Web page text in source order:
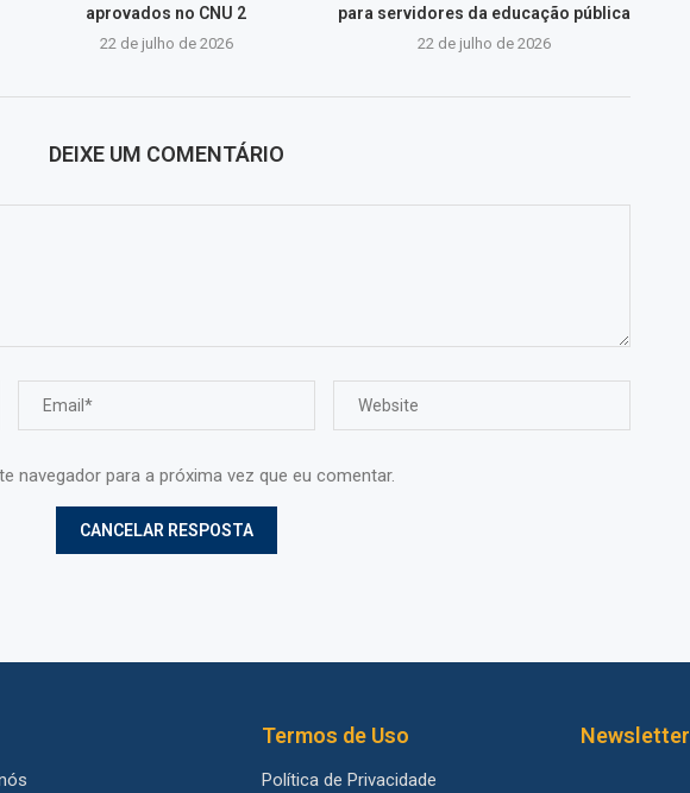
aprovados no CNU 2
22 de julho de 2026
para servidores da educação pública
22 de julho de 2026
DEIXE UM COMENTÁRIO
navegador para a próxima vez que eu comentar.
Termos de Uso
Política de Privacidade
Newsletter